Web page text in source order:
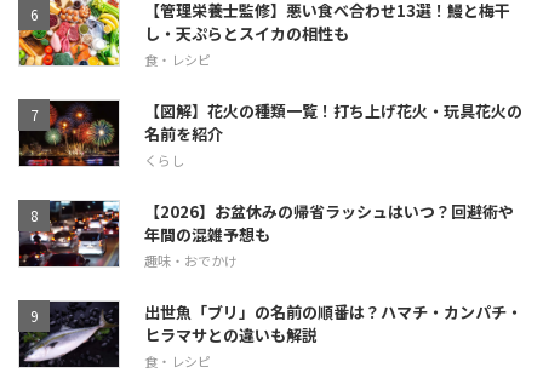
【管理栄養士監修】悪い食べ合わせ13選！鰻と梅干
し・天ぷらとスイカの相性も
食・レシピ
【図解】花火の種類一覧！打ち上げ花火・玩具花火の
名前を紹介
くらし
【2026】お盆休みの帰省ラッシュはいつ？回避術や
年間の混雑予想も
趣味・おでかけ
出世魚「ブリ」の名前の順番は？ハマチ・カンパチ・
ヒラマサとの違いも解説
食・レシピ